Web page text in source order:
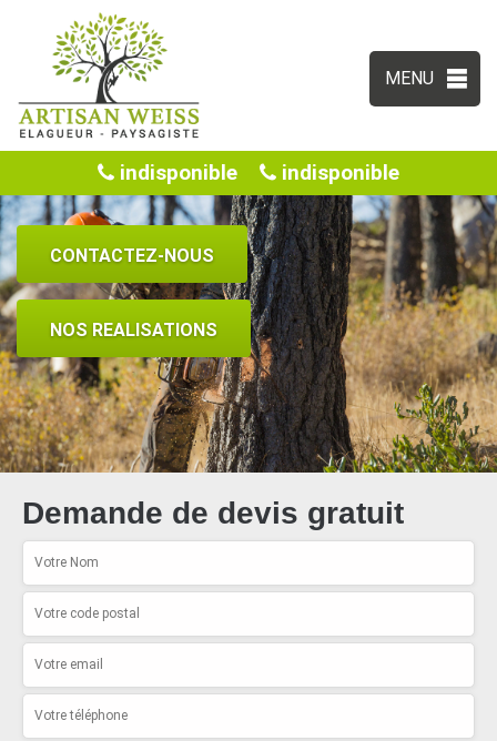
MENU
indisponible indisponible
CONTACTEZ-NOUS
NOS REALISATIONS
Demande de devis gratuit